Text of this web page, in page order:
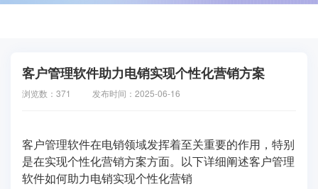
客户管理软件助力电销实现个性化营销方案
浏览数：371 发布时间：2025-06-16
客户管理软件在电销领域发挥着至关重要的作用，特别
是在实现个性化营销方案方面。以下详细阐述客户管理
软件如何助力电销实现个性化营销